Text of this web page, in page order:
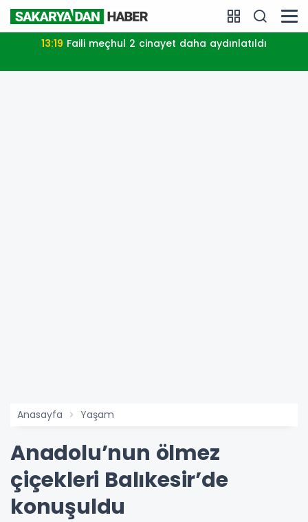
13:19 Faili meçhul 2 cinayet daha aydınlatıldı
Anasayfa Yaşam
Anadolu’nun ölmez
çiçekleri Balıkesir’de
konuşuldu